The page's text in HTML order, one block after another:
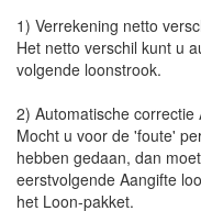
1) Verrekening netto
Het netto verschil kunt u
volgende loonstrook.
2) Automatische
Mocht u voor de 'foute'
hebben gedaan, dan
eerstvolgende Aangifte
het Loon-pakket.